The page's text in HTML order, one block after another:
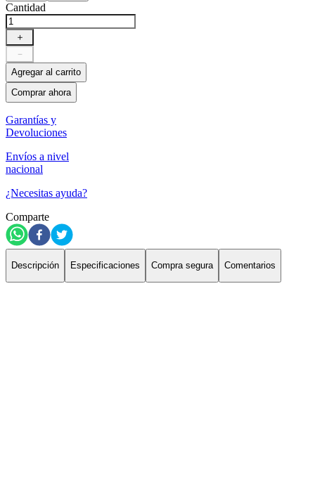
Cantidad
＋
－
Agregar al carrito
Comprar ahora
Garantías y
Devoluciones
Envíos a nivel
nacional
¿Necesitas ayuda?
Comparte
Descripción Especificaciones Compra segura Comentarios